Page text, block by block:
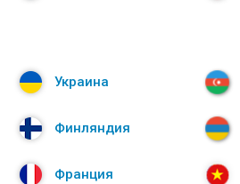
Украина
Финляндия
Франция